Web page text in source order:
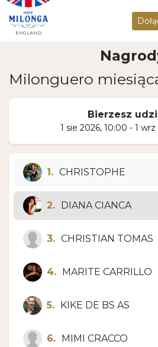
ENGLAND
Milonguero
Bierzesz
1 sie 2026, 10:00 - 1
1. CHRISTOPHE
2. DIANA CIANCA
3. CHRISTIAN TOMAS
4. MARITE CARRILLO
5. KIKE DE BS AS
6. MIMI CRACCO